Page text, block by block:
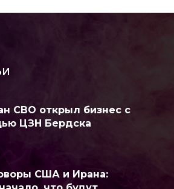
СВО открыл бизнес с
ЦЗН Бердска
США и Ирана: